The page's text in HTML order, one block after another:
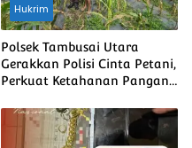
Hukrim
Polsek Tambusai Utara
Gerakkan Polisi Cinta Petani,
Perkuat Ketahanan Pangan